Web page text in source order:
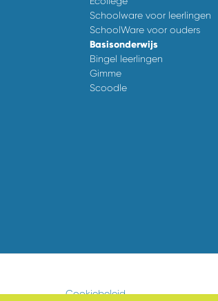
Schoolware voor leerlingen
SchoolWare voor ouders
Basisonderwijs
Bingel leerlingen
Gimme
Scoodle
Cookiebeleid